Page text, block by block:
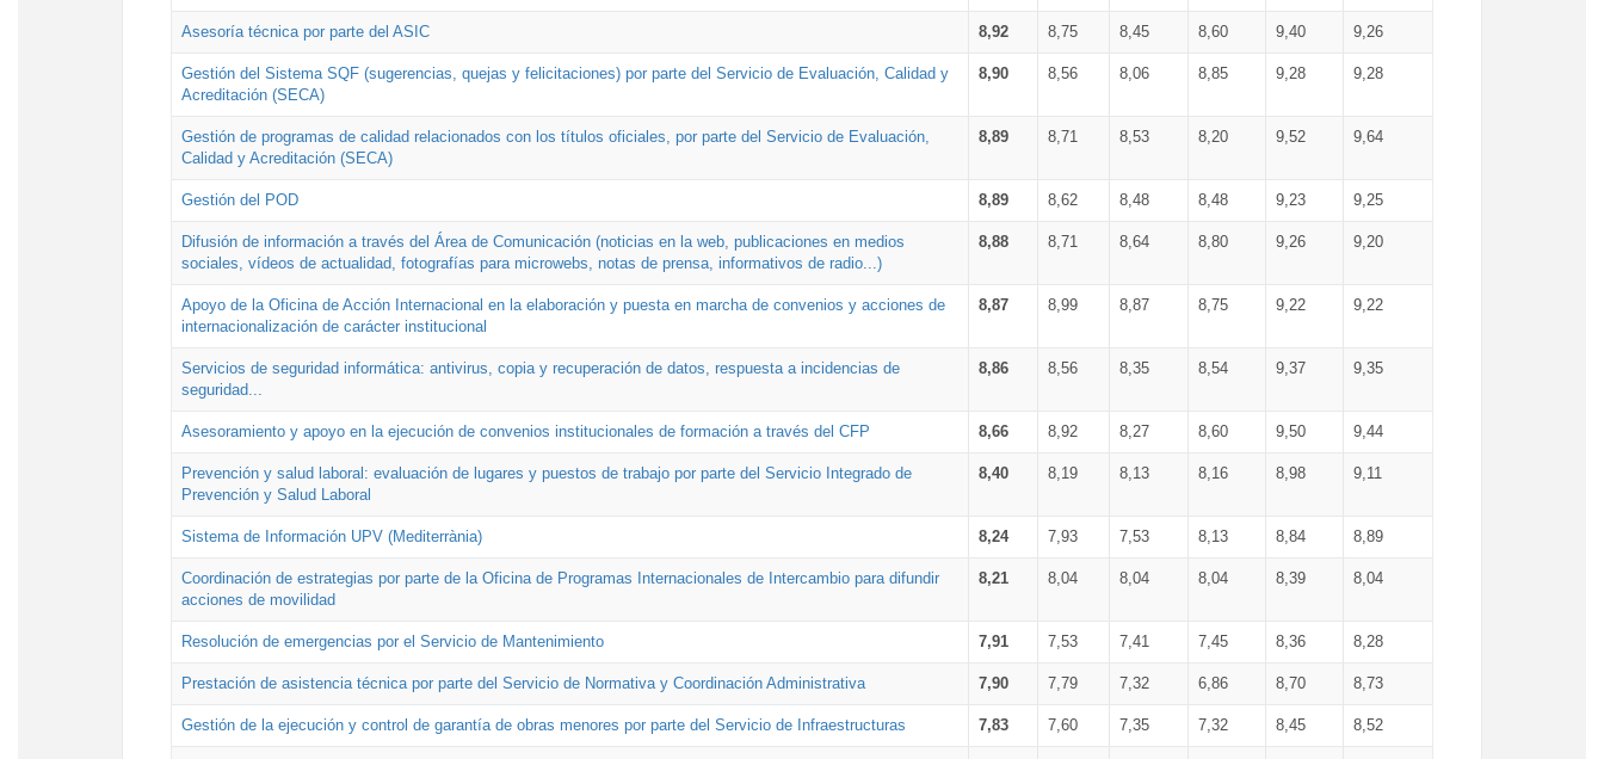
Asesoría técnica por parte del ASIC 8,92 8,75 8,45 8,60 9,40 9,26
Gestión del Sistema SQF (sugerencias, quejas y felicitaciones) por parte del Servicio de Evaluación, Calidad y
Acreditación (SECA)
8,90 8,56 8,06 8,85 9,28 9,28
Gestión de programas de calidad relacionados con los títulos oficiales, por parte del Servicio de Evaluación,
Calidad y Acreditación (SECA)
8,89 8,71 8,53 8,20 9,52 9,64
Gestión del POD 8,89 8,62 8,48 8,48 9,23 9,25
Difusión de información a través del Área de Comunicación (noticias en la web, publicaciones en medios
sociales, vídeos de actualidad, fotografías para microwebs, notas de prensa, informativos de radio...)
8,88 8,71 8,64 8,80 9,26 9,20
Apoyo de la Oficina de Acción Internacional en la elaboración y puesta en marcha de convenios y acciones de
internacionalización de carácter institucional
8,87 8,99 8,87 8,75 9,22 9,22
Servicios de seguridad informática: antivirus, copia y recuperación de datos, respuesta a incidencias de
seguridad...
8,86 8,56 8,35 8,54 9,37 9,35
Asesoramiento y apoyo en la ejecución de convenios institucionales de formación a través del CFP 8,66 8,92 8,27 8,60 9,50 9,44
Prevención y salud laboral: evaluación de lugares y puestos de trabajo por parte del Servicio Integrado de
Prevención y Salud Laboral
8,40 8,19 8,13 8,16 8,98 9,11
Sistema de Información UPV (Mediterrània) 8,24 7,93 7,53 8,13 8,84 8,89
Coordinación de estrategias por parte de la Oficina de Programas Internacionales de Intercambio para difundir
acciones de movilidad
8,21 8,04 8,04 8,04 8,39 8,04
Resolución de emergencias por el Servicio de Mantenimiento 7,91 7,53 7,41 7,45 8,36 8,28
Prestación de asistencia técnica por parte del Servicio de Normativa y Coordinación Administrativa 7,90 7,79 7,32 6,86 8,70 8,73
Gestión de la ejecución y control de garantía de obras menores por parte del Servicio de Infraestructuras 7,83 7,60 7,35 7,32 8,45 8,52